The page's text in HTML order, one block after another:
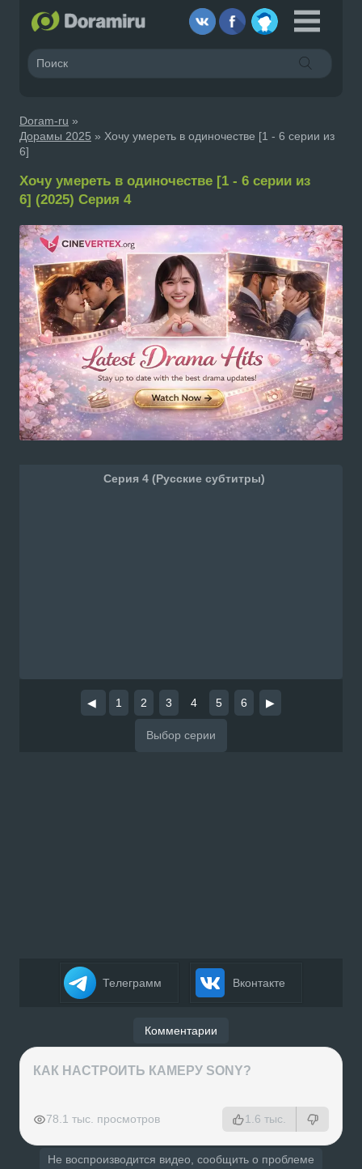
Doram-ru »
Дорамы 2025 » Хочу умереть в одиночестве [1 - 6 серии из
6]
Хочу умереть в одиночестве [1 - 6 серии из
6] (2025) Серия 4
Серия 4 (Русские субтитры)
◀ 1 2 3 4 5 6 ▶
Телеграмм Вконтакте
Комментарии
КАК НАСТРОИТЬ КАМЕРУ SONY?
78.1 тыс. просмотров 1.6 тыс.
Не воспроизводится видео, сообщить о проблеме